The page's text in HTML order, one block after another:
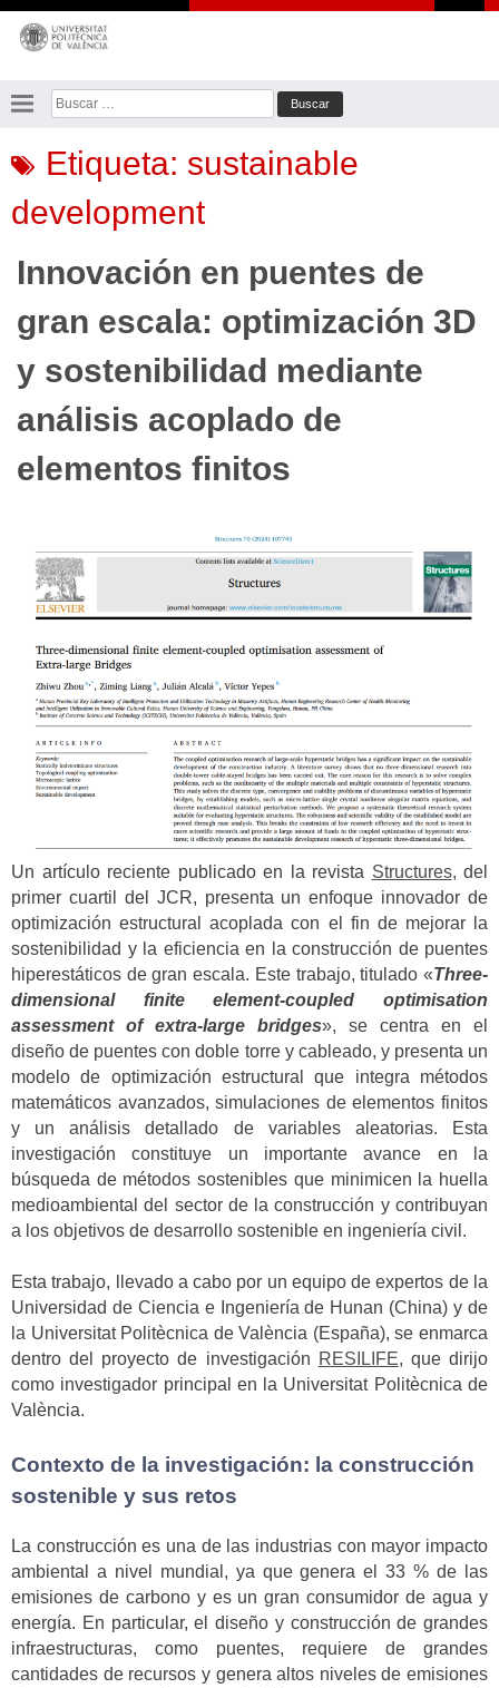
Saltar
contenido
Buscar:
Etiqueta: sustainable
development
Innovación en puentes de
gran escala: optimización 3D
y sostenibilidad mediante
análisis acoplado de
elementos finitos
Un artículo reciente publicado en la revista Structures, del
primer cuartil del JCR, presenta un enfoque innovador de
optimización estructural acoplada con el fin de mejorar la
sostenibilidad y la eficiencia en la construcción de puentes
hiperestáticos de gran escala. Este trabajo, titulado «Three-
dimensional finite element-coupled optimisation
assessment of extra-large bridges», se centra en el
diseño de puentes con doble torre y cableado, y presenta un
modelo de optimización estructural que integra métodos
matemáticos avanzados, simulaciones de elementos finitos
y un análisis detallado de variables aleatorias. Esta
investigación constituye un importante avance en la
búsqueda de métodos sostenibles que minimicen la huella
medioambiental del sector de la construcción y contribuyan
a los objetivos de desarrollo sostenible en ingeniería civil.
Esta trabajo, llevado a cabo por un equipo de expertos de la
Universidad de Ciencia e Ingeniería de Hunan (China) y de
la Universitat Politècnica de València (España), se enmarca
dentro del proyecto de investigación RESILIFE, que dirijo
como investigador principal en la Universitat Politècnica de
València.
Contexto de la investigación: la construcción
sostenible y sus retos
La construcción es una de las industrias con mayor impacto
ambiental a nivel mundial, ya que genera el 33 % de las
emisiones de carbono y es un gran consumidor de agua y
energía. En particular, el diseño y construcción de grandes
infraestructuras, como puentes, requiere de grandes
cantidades de recursos y genera altos niveles de emisiones